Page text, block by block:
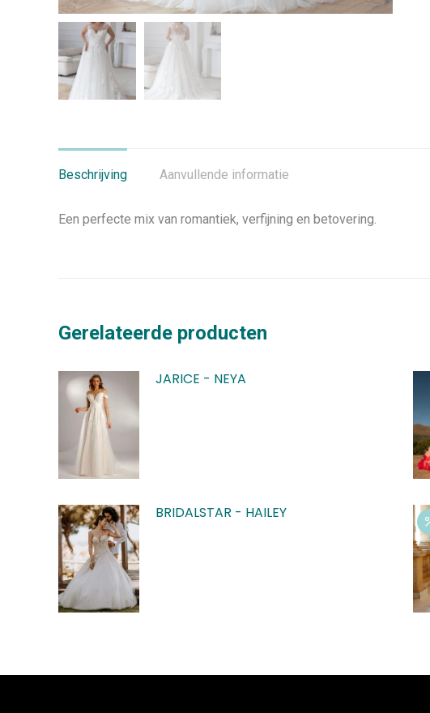
Beschrijving Aanvullende informatie
Een perfecte mix van romantiek, verfijning en betovering.
Gerelateerde producten
JARICE - NEYA
BRIDALSTAR - HAILEY